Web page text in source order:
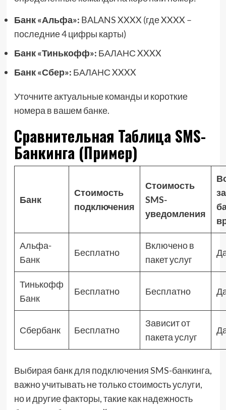
Банк «Альфа»: BALANS XXXX (где XXXX –
последние 4 цифры карты)
Банк «Тинькофф»: БАЛАНС XXXX
Банк «Сбер»: БАЛАНС XXXX
Уточните актуальные команды и короткие
номера в вашем банке.
Сравнительная Таблица SMS-
Банкинга (Пример)
Банк
Стоимость
подключения
Стоимость
SMS-
уведомления
Альфа-
Банк
Бесплатно
Включено в
пакет услуг
Тинькофф
Банк
Бесплатно Бесплатно
Сбербанк Бесплатно
Зависит от
пакета услуг
Выбирая банк для подключения SMS-банкинга,
важно учитывать не только стоимость услуги,
но и другие факторы, такие как надежность